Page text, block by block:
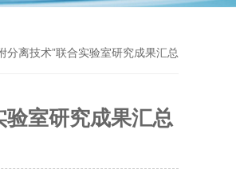
离技术”联合实验室研究成果汇总
室研究成果汇总